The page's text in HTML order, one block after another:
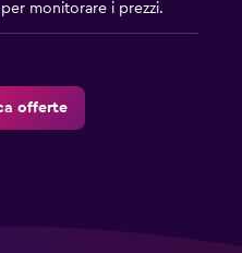
per monitorare i prezzi.
offerte